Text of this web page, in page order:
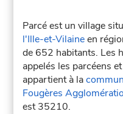
Parcé est un village
l'Ille-et-Vilaineen
de 652 habitants. Les
appelés les parcéens
appartient à la
Fougères
est 35210.